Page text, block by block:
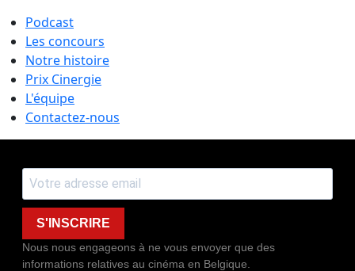
Podcast
Les concours
Notre histoire
Prix Cinergie
L'équipe
Contactez-nous
S'INSCRIRE
Nous nous engageons à ne vous envoyer que des
informations relatives au cinéma en Belgique.